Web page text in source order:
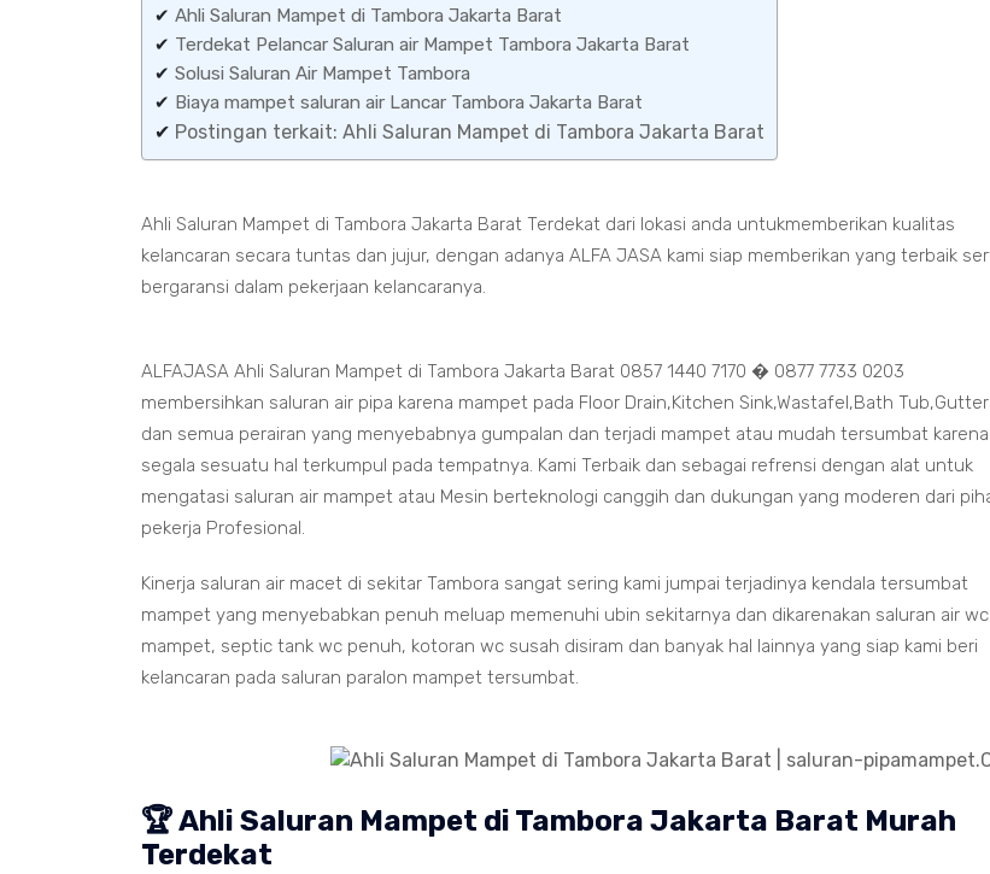
✔ Ahli Saluran Mampet di Tambora Jakarta Barat
✔ Terdekat Pelancar Saluran air Mampet Tambora Jakarta Barat
✔ Solusi Saluran Air Mampet Tambora
✔ Biaya mampet saluran air Lancar Tambora Jakarta Barat
✔ Postingan terkait: Ahli Saluran Mampet di Tambora Jakarta Barat
Ahli Saluran Mampet di Tambora Jakarta Barat Terdekat dari lokasi anda untukmemberikan kualitas
kelancaran secara tuntas dan jujur, dengan adanya ALFA JASA kami siap memberikan yang terbaik
bergaransi dalam pekerjaan kelancaranya.
ALFAJASA Ahli Saluran Mampet di Tambora Jakarta Barat 0857 1440 7170 � 0877 7733 0203
membersihkan saluran air pipa karena mampet pada Floor Drain,Kitchen Sink,Wastafel,Bath
dan semua perairan yang menyebabnya gumpalan dan terjadi mampet atau mudah tersumbat karena
segala sesuatu hal terkumpul pada tempatnya. Kami Terbaik dan sebagai refrensi dengan alat untuk
mengatasi saluran air mampet atau Mesin berteknologi canggih dan dukungan yang moderen dari
pekerja Profesional.
Kinerja saluran air macet di sekitar Tambora sangat sering kami jumpai terjadinya kendala tersumbat
mampet yang menyebabkan penuh meluap memenuhi ubin sekitarnya dan dikarenakan saluran air wc
mampet, septic tank wc penuh, kotoran wc susah disiram dan banyak hal lainnya yang siap kami beri
kelancaran pada saluran paralon mampet tersumbat.
🏆 Ahli Saluran Mampet di Tambora Jakarta Barat Murah
Terdekat